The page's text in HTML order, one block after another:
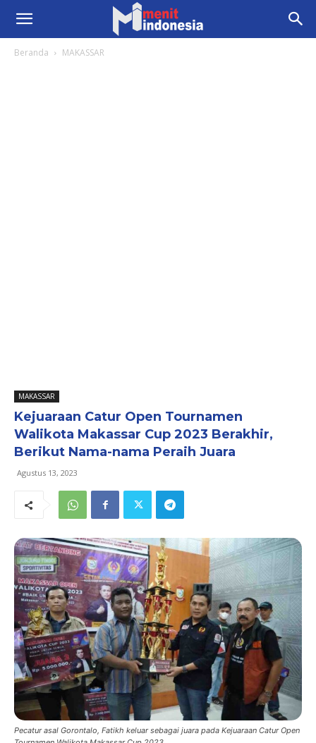
Beranda MAKASSAR
MAKASSAR
Kejuaraan Catur Open Tournamen
Walikota Makassar Cup 2023 Berakhir,
Berikut Nama-nama Peraih Juara
Agustus 13, 2023
Pecatur asal Gorontalo, Fatikh keluar sebagai juara pada Kejuaraan Catur Open